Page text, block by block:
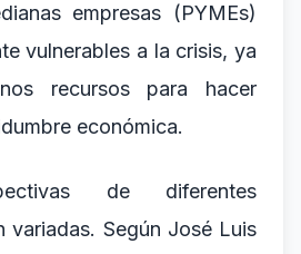
empresas (PYMEs)
vulnerables a la crisis, ya
recursos para hacer
económica.
de diferentes
variadas. Según José Luis